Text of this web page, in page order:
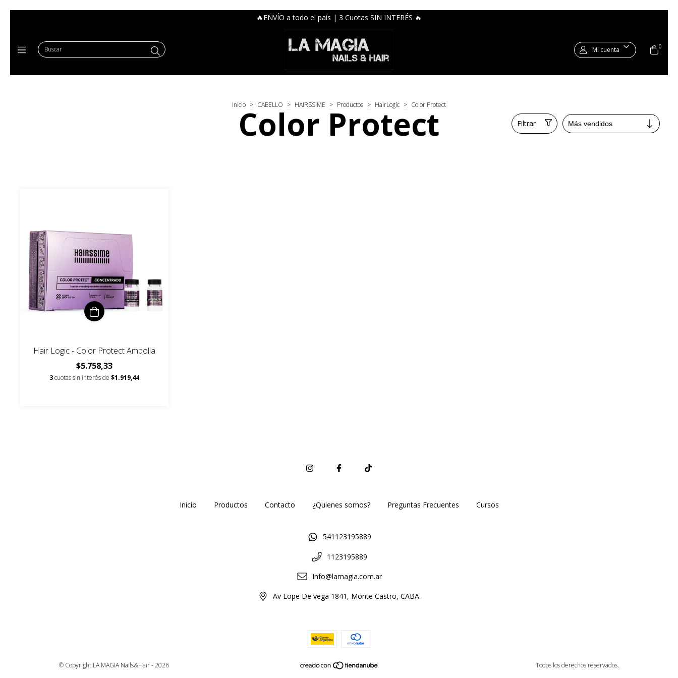
🔥ENVÍO a todo el país | 3 Cuotas SIN INTERÉS 🔥
Mi cuenta 0
Inicio > CABELLO > HAIRSSIME > Productos > HairLogic > Color Protect
Color Protect Filtrar
Hair Logic - Color Protect Ampolla
$5.758,33
3cuotas sin interés de $1.919,44
Inicio Productos Contacto ¿Quienes somos? Preguntas Frecuentes Cursos
541123195889
1123195889
Info@lamagia.com.ar
Av Lope De vega 1841, Monte Castro, CABA.
© Copyright LA MAGIA Nails&Hair - 2026 Todos los derechos reservados.